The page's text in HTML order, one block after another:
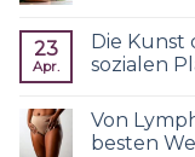
23
Apr.
Die Kunst
sozialen
Von
besten